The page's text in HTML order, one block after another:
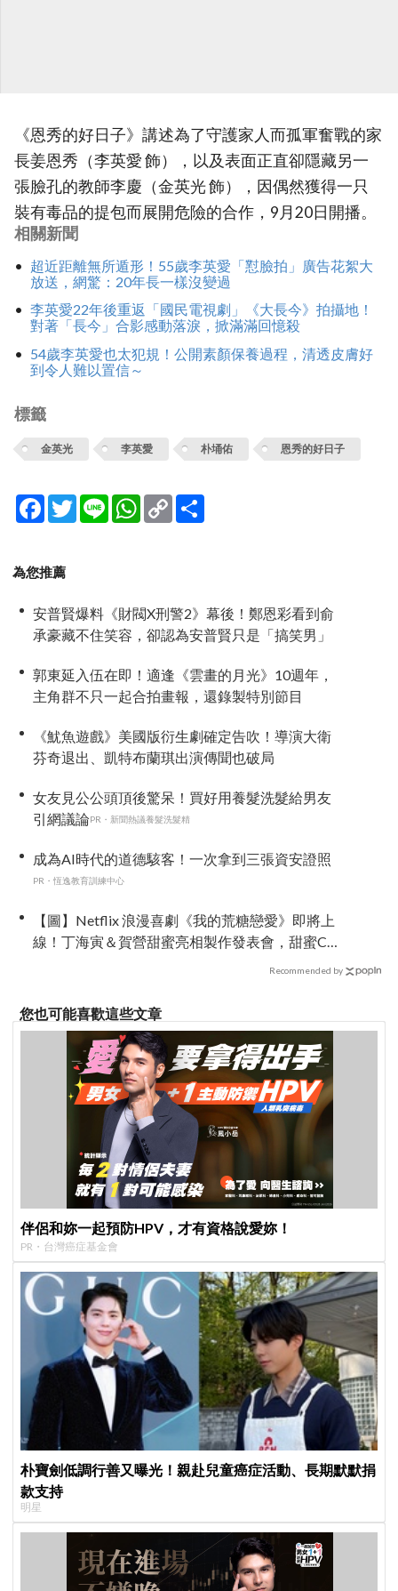
《恩秀的好日子》講述為了守護家人而孤軍奮戰的家
長姜恩秀（李英愛 飾），以及表面正直卻隱藏另一
張臉孔的教師李慶（金英光 飾），因偶然獲得一只
裝有毒品的提包而展開危險的合作，9月20日開播。
相關新聞
超近距離無所遁形！55歲李英愛「懟臉拍」廣告花絮大
放送，網驚：20年長一樣沒變過
李英愛22年後重返「國民電視劇」《大長今》拍攝地！
對著「長今」合影感動落淚，掀滿滿回憶殺
54歲李英愛也太犯規！公開素顏保養過程，清透皮膚好
到令人難以置信～
標籤
金英光 李英愛 朴埇佑 恩秀的好日子
Facebook
TwitterLine WhatsApp
Copy
Link
為您推薦
安普賢爆料《財閥X刑警2》幕後！鄭恩彩看到俞
承豪藏不住笑容，卻認為安普賢只是「搞笑男」
郭東延入伍在即！適逢《雲畫的月光》10週年，
主角群不只一起合拍畫報，還錄製特別節目
《魷魚遊戲》美國版衍生劇確定告吹！導演大衛
芬奇退出、凱特布蘭琪出演傳聞也破局
女友見公公頭頂後驚呆！買好用養髮洗髮給男友
引網議論PR・新聞熱議養髮洗髮精
成為AI時代的道德駭客！一次拿到三張資安證照
PR・恆逸教育訓練中心
【圖】Netflix 浪漫喜劇《我的荒糖戀愛》即將上
線！丁海寅＆賀營甜蜜亮相製作發表會，甜蜜CP
Recommended by
您也可能喜歡這些文章
伴侶和妳一起預防HPV，才有資格說愛妳！
PR・台灣癌症基金會
朴寶劍低調行善又曝光！親赴兒童癌症活動、長期默默捐
款支持
明星